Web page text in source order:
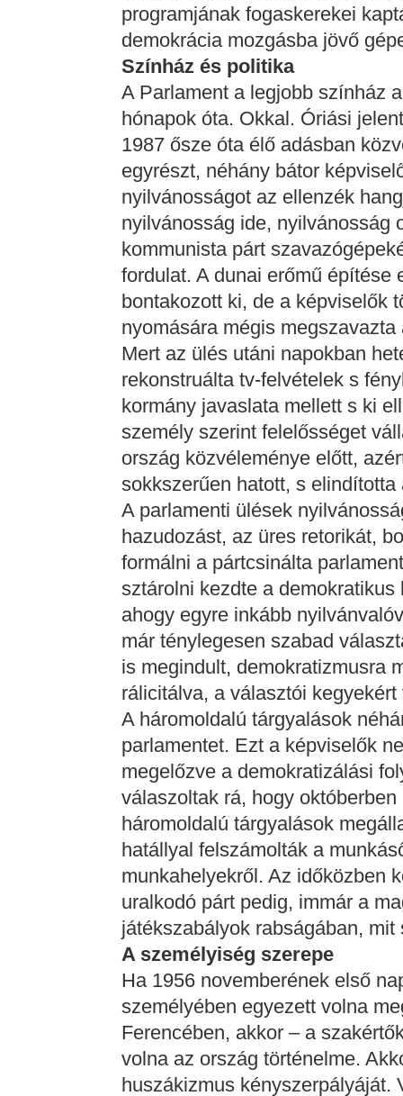
programjának fogaskerekei
demokrácia mozgásba jövő
Színház és politika
A Parlament a legjobb színház
hónapok óta. Okkal. Óriási
1987 ősze óta élő adásban
egyrészt, néhány bátor
nyilvánosságot az ellenzék
nyilvánosság ide, nyilvánosság
kommunista párt
fordulat. A dunai erőmű építése
bontakozott ki, de a képviselők
nyomására mégis
Mert az ülés utáni napokban
rekonstruálta tv-felvételek s
kormány javaslata mellett s ki
személy szerint felelősséget
ország közvéleménye előtt,
sokkszerűen hatott, s
A parlamenti ülések
hazudozást, az üres retorikát,
formálni a pártcsinálta
sztárolni kezdte a
ahogy egyre inkább
már ténylegesen szabad
is megindult, demokratizmusra
rálicitálva, a választói kegyekért
A háromoldalú tárgyalások
parlamentet. Ezt a képviselők
megelőzve a demokratizálási
válaszoltak rá, hogy
háromoldalú tárgyalások
hatállyal felszámolták a
munkahelyekről. Az időközben
uralkodó párt pedig, immár a
játékszabályok rabságában, mit
A személyiség szerepe
Ha 1956 novemberének első
személyében egyezett volna
Ferencében, akkor – a
volna az ország történelme.
huszákizmus kényszerpályáját.